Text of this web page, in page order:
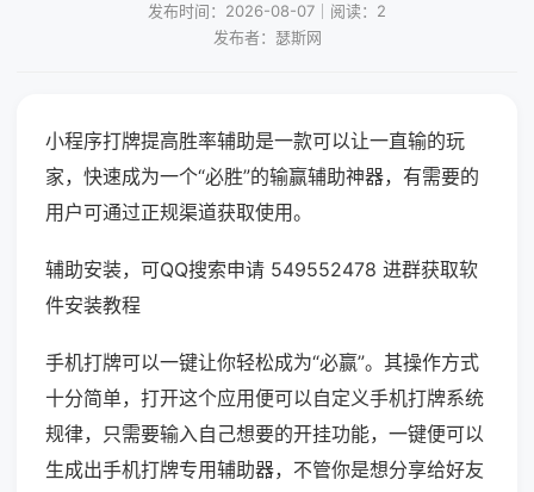
发布时间：2026-08-07｜阅读：2
发布者：瑟斯网
小程序打牌提高胜率辅助是一款可以让一直输的玩
家，快速成为一个“必胜”的输赢辅助神器，有需要的
用户可通过正规渠道获取使用。
辅助安装，可QQ搜索申请 549552478 进群获取软
件安装教程
手机打牌可以一键让你轻松成为“必赢”。其操作方式
十分简单，打开这个应用便可以自定义手机打牌系统
规律，只需要输入自己想要的开挂功能，一键便可以
生成出手机打牌专用辅助器，不管你是想分享给好友